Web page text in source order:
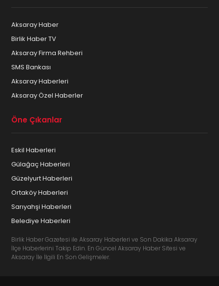
Aksaray Haber
Birlik Haber TV
Aksaray Firma Rehberi
SMS Bankası
Aksaray Haberleri
Aksaray Özel Haberler
Öne Çıkanlar
Eskil Haberleri
Gülağaç Haberleri
Güzelyurt Haberleri
Ortaköy Haberleri
Sarıyahşi Haberleri
Belediye Haberleri
Birlik Haber Gazetesi ile Aksaray Haberleri ve Son Dakika Aksaray
İlçe Haberlerini Takip Edin. En Güncel Aksaray Haber Sitesi ve
Aksaray İle İlgili En Son Gelişmeler.